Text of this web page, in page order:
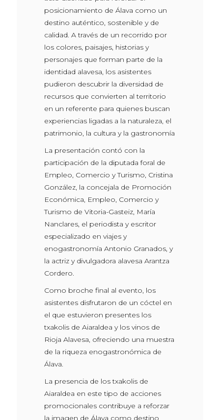
posicionamiento de Álava como un
destino auténtico, sostenible y de
calidad. A través de un recorrido por
los colores, paisajes, historias y
personajes que forman parte de la
identidad alavesa, los asistentes
pudieron descubrir la diversidad de
recursos que convierten al territorio
en un referente para quienes buscan
experiencias ligadas a la naturaleza, el
patrimonio, la cultura y la gastronomía
La presentación contó con la
participación de la diputada foral de
Empleo, Comercio y Turismo, Cristina
González, la concejala de Promoción
Económica, Empleo, Comercio y
Turismo de Vitoria-Gasteiz, María
Nanclares, el periodista y escritor
especializado en viajes y
enogastronomía Antonio Granados, y
la actriz y divulgadora alavesa Arantza
Cordero.
Como broche final al evento, los
asistentes disfrutaron de un cóctel en
el que estuvieron presentes los
txakolis de Aiaraldea y los vinos de
Rioja Alavesa, ofreciendo una muestra
de la riqueza enogastronómica de
Álava.
La presencia de los txakolis de
Aiaraldea en este tipo de acciones
promocionales contribuye a reforzar
la imagen de Álava como destino